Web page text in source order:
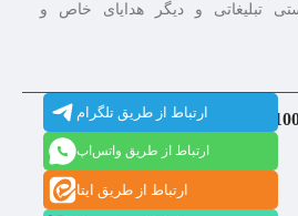
تبلیغاتی و دیگر هدایای خاص و
ارتباط از طریق تلگرام
ارتباط از طریق واتس‌اپ
ارتباط از طریق ایتا